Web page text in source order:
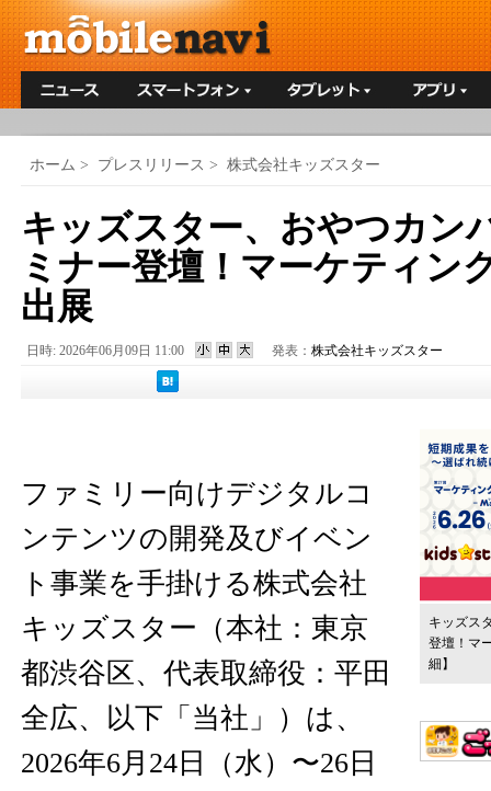
ホーム > プレスリリース > 株式会社キッズスター
キッズスター、おやつカン
ミナー登壇！マーケティン
出展
日時: 2026年06月09日 11:00 発表： 株式会社キッズスター
キッズス
登壇！マ
細】
ファミリー向けデジタルコ
ンテンツの開発及びイベン
ト事業を手掛ける株式会社
キッズスター（本社：東京
都渋谷区、代表取締役：平田
全広、以下「当社」）は、
2026年6月24日（水）〜26日